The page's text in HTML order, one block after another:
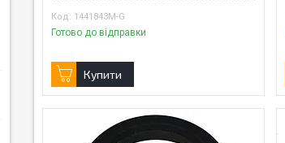
1441843M-G
Готово до відправки
Купити